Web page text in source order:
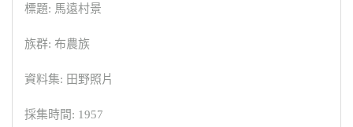
標題: 馬遠村景
族群: 布農族
資料集: 田野照片
採集時間: 1957